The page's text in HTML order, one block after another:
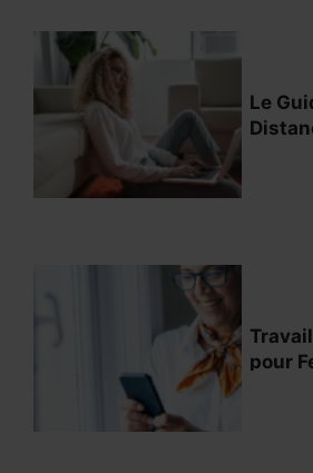
Le
pour